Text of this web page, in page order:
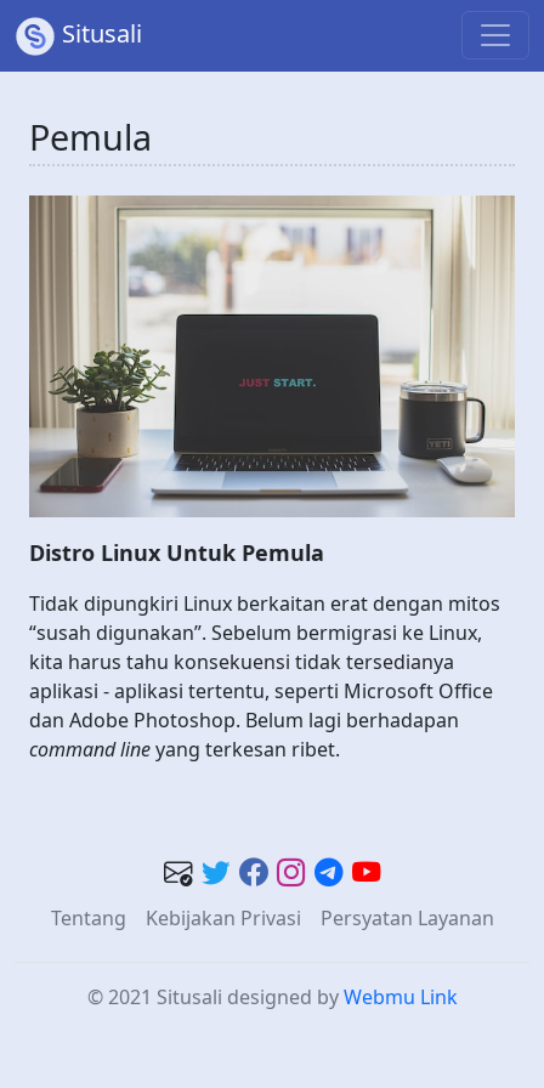
Situsali
Pemula
Distro Linux Untuk Pemula
Tidak dipungkiri Linux berkaitan erat dengan mitos
“susah digunakan”. Sebelum bermigrasi ke Linux,
kita harus tahu konsekuensi tidak tersedianya
aplikasi - aplikasi tertentu, seperti Microsoft Office
dan Adobe Photoshop. Belum lagi berhadapan
command lineyang terkesan ribet.
Tentang Kebijakan Privasi Persyatan Layanan
© 2021 Situsali designed byWebmu Link